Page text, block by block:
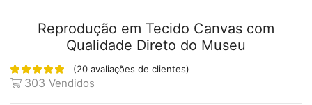
Reprodução em Tecido Canvas com
Qualidade Direto do Museu
(20 avaliações de clientes)
303 Vendidos